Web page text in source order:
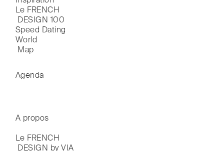
Le FRENCH
DESIGN 100
Speed Dating
World
Map
Agenda
A propos
Le FRENCH
DESIGN by VIA